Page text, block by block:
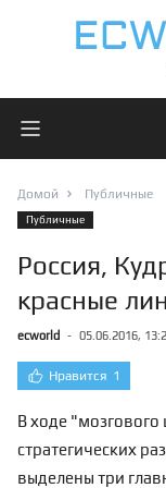
Открыть
Домой Публичные
Публичные
Россия,
красные
ecworld - 05.06.2016,
Нравится 1
В ходе
стратегических
выделены три